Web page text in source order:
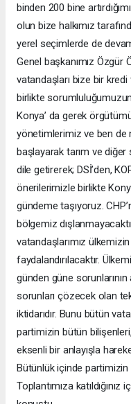
binden 200 bine
olun bize halkımız
yerel seçimlerde de
Genel başkanımız Özgür
vatandaşları bize bir
birlikte
Konya’ da gerek
yönetimlerimiz ve ben de
başlayarak tarım ve
dile getirerek; DSİ’den,
önerilerimizle birlikte
gündeme taşıyoruz.
bölgemiz
vatandaşlarımız
faydalandırılacaktır.
günden güne
sorunları çözecek olan
iktidarıdır. Bunu bütün
partimizin bütün
eksenli bir anlayışla
Bütünlük içinde
Toplantımıza